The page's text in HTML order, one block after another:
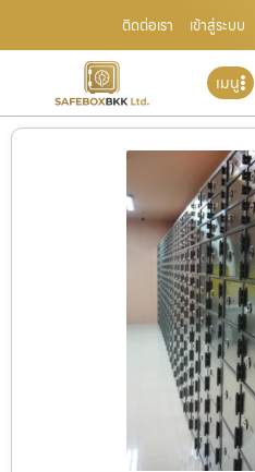
ติดต่อเรา เข้าสู่ระบบ
เมนู